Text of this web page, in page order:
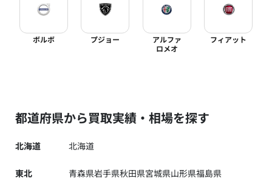
ボルボ プジョー
アルファ
ロメオ
フィアット
都道府県から買取実績・相場を探す
北海道 北海道
東北 青森県岩手県秋田県宮城県山形県福島県